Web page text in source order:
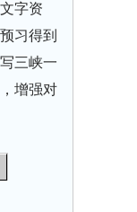
字资
习得到
三峡一
增强对